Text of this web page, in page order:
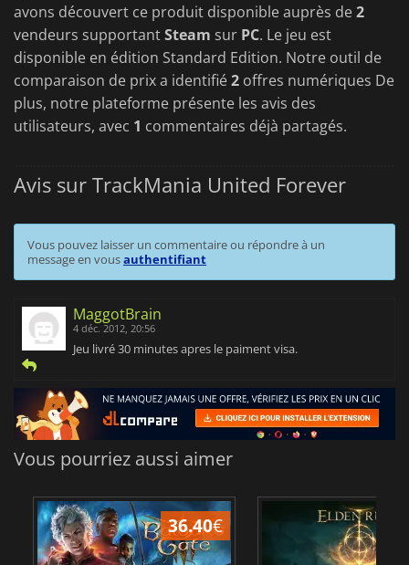
avons découvert ce produit disponible auprès de2
vendeurs supportantSteam sur PC. Le jeu est
disponible en édition Standard Edition. Notre outil de
comparaison de prix a identifié2 offres numériques De
plus, notre plateforme présente les avis des
utilisateurs, avec 1 commentaires déjà partagés.
Avis sur TrackMania United Forever
Vous pouvez laisser un commentaire ou répondre à un
message en vousauthentifiant
MaggotBrain
4 déc. 2012, 20:56
Jeu livré 30 minutes apres le paiment visa.
Vous pourriez aussi aimer
36.40€